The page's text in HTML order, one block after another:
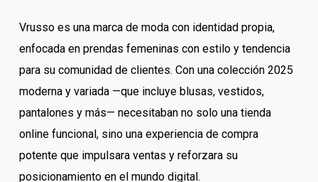
Vrusso es una marca de moda con identidad propia,
enfocada en prendas femeninas con estilo y tendencia
para su comunidad de clientes. Con una colección 2025
moderna y variada —que incluye blusas, vestidos,
pantalones y más— necesitaban no solo una tienda
online funcional, sino una experiencia de compra
potente que impulsara ventas y reforzara su
posicionamiento en el mundo digital.